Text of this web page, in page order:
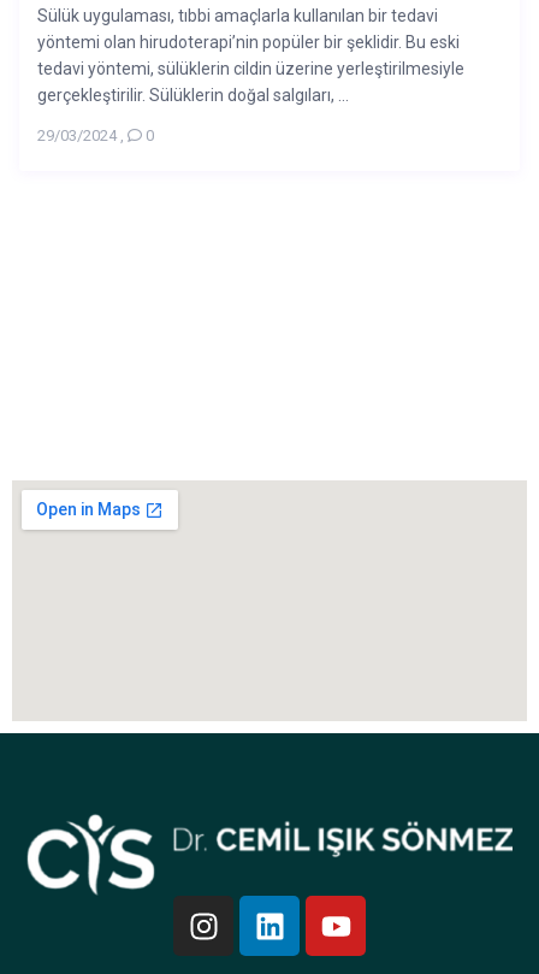
Sülük uygulaması, tıbbi amaçlarla kullanılan bir tedavi
yöntemi olan hirudoterapi’nin popüler bir şeklidir. Bu eski
tedavi yöntemi, sülüklerin cildin üzerine yerleştirilmesiyle
gerçekleştirilir. Sülüklerin doğal salgıları, ...
29/03/2024, 0